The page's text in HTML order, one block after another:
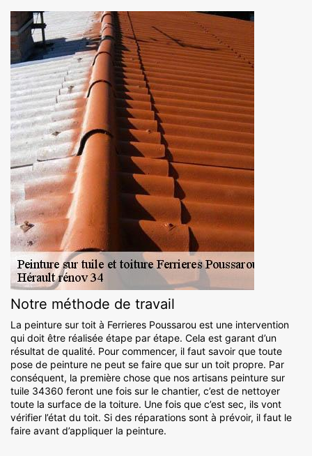
Notre méthode de travail
La peinture sur toit à Ferrieres Poussarou est une intervention
qui doit être réalisée étape par étape. Cela est garant d’un
résultat de qualité. Pour commencer, il faut savoir que toute
pose de peinture ne peut se faire que sur un toit propre. Par
conséquent, la première chose que nos artisans peinture sur
tuile 34360 feront une fois sur le chantier, c’est de nettoyer
toute la surface de la toiture. Une fois que c’est sec, ils vont
vérifier l’état du toit. Si des réparations sont à prévoir, il faut le
faire avant d’appliquer la peinture.